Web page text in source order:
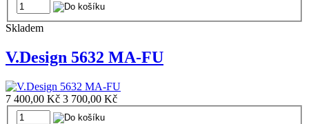
Skladem
V.Design 5632 MA-FU
7 400,00 Kč 3 700,00 Kč